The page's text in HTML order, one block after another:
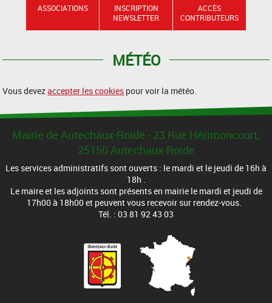
ASSOCIATIONS
INSCRIPTION
NEWSLETTER
ACCÈS
CONTRIBUTEURS
MÉTÉO
Vous devezaccepter les cookies pour voir la météo.
Mairie de Autechaux-Roide - 23 Rue Hérimoncourt,
25150 Autechaux-Roide
Les services administratifs sont ouverts : le mardi et le jeudi de 16h à
18h .
Le maire et les adjoints sont présents en mairie le mardi et jeudi de
17h00 à 18h00 et peuvent vous recevoir sur rendez-vous.
Tél. : 03 81 92 43 03